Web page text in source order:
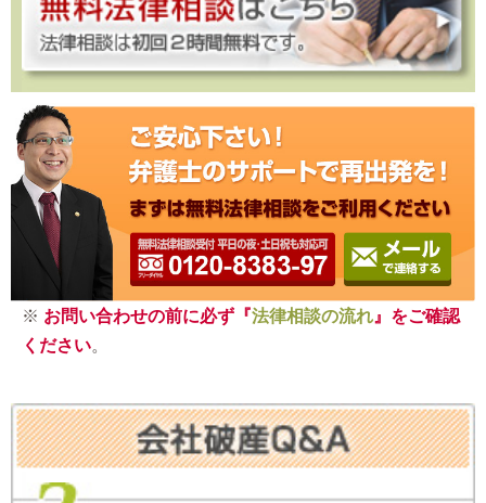
※ お問い合わせの前に必ず『法律相談の流れ 』をご確認
ください。